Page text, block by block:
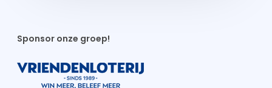
Sponsor onze groep!